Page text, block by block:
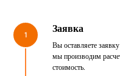
1 Заявка
Вы оставляете
мы производим
стоимость.